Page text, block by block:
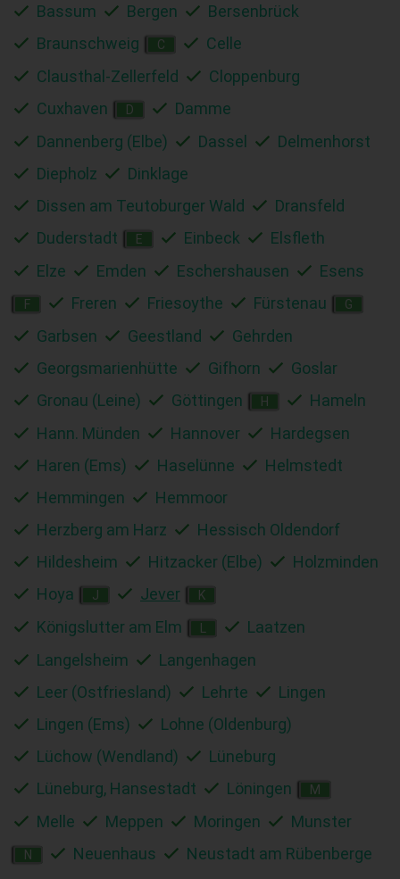
Bassum
Bergen
Bersenbrück
Braunschweig
C
Celle
Clausthal-Zellerfeld
Cloppenburg
Cuxhaven
D
Damme
Dannenberg (Elbe)
Dassel
Delmenhorst
Diepholz
Dinklage
Dissen am Teutoburger Wald
Dransfeld
Duderstadt
E Einbeck
Elsfleth
Elze
Emden Eschershausen Esens
F Freren Friesoythe Fürstenau G
Garbsen Geestland
Gehrden
Georgsmarienhütte
Gifhorn
Goslar
Gronau (Leine)
Göttingen H
Hameln
Hann. Münden
Hannover
Hardegsen
Haren (Ems)
Haselünne
Helmstedt
Hemmingen
Hemmoor
Herzberg am Harz
Hessisch Oldendorf
Hildesheim
Hitzacker (Elbe)
Holzminden
Hoya
J Jever K
Königslutter am Elm
Laatzen
Langelsheim
Langenhagen
Leer (Ostfriesland)
Lehrte
Lingen
Lingen (Ems)
Lohne (Oldenburg)
Lüchow (Wendland)
Lüneburg
Lüneburg, Hansestadt
Löningen M
Melle Meppen Moringen Munster
N Neuenhaus
Neustadt am Rübenberge